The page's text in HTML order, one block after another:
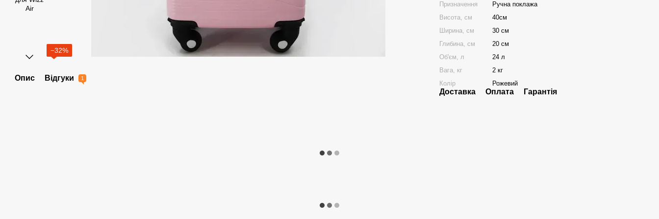
−32%
Опис Відгуки 1
Призначення
Ручна поклажа
Висота, см
40см
Ширина, см
30 см
Глибина, см
20 см
Об'єм, л
24 л
Вага, кг
2 кг
Колір
Рожевий
Доставка Оплата Гарантія